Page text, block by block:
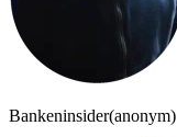
Bankeninsider(anonym)